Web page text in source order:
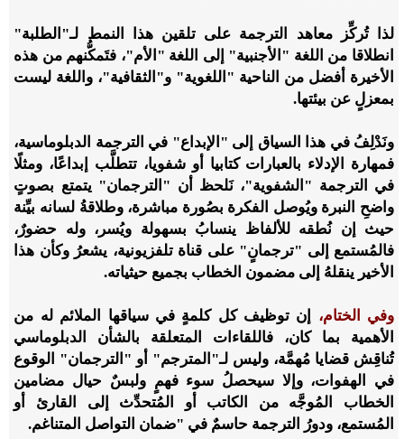
لذا تُركِّز معاهد الترجمة على تلقين هذا النمط لـ"الطلبة"
انطلاقا من اللغة "الأجنبية" إلى اللغة "الأم"، فتَمكُّنهم من هذه
الأخيرة أفضل من الناحية "اللغوية" و"الثقافية"، واللغة ليست
بمعزلٍ عن بيئتها.
ونَدْلِفُ في هذا السياق إلى "الإبداع" في الترجمة الدبلوماسية،
فمهارة الإدلاء بالعبارات كتابيا أو شفويا، تتطلَّب إبداعًا، ومثلًا
في الترجمة "الشفوية"، نَلحظ أن "الترجمان" يتمتع بصوتٍ
واضحِ النبرة ويُوصل الفكرة بصُورة مباشرة، وطلاقةُ لسانه بيِّنة
حيث إن نُطقه للألفاظ ينسابُ بسهولة ويُسر، وله حضورٌ،
فالمُستمع إلى "ترجمانٍ" على قناة تلفزيونية، يشعرُ وكأن هذا
الأخير ينقلهُ إلى مضمون الخطاب بجميع حيثياته.
وفي الختام، إن توظيف كل كلمةٍ في سياقها الملائم له من
الأهمية بما كان، فاللقاءات المتعلقة بالشأن الدبلوماسي
تُناقِش قضايا مُهمَّة، وليس لـ"المترجم" أو "الترجمان" الوقوع
في الهفوات، وإلا سيحصلُ سوء فهمٍ ولبسٌ حيال مضامين
الخطاب المُوجَّه من الكاتب أو المُتحدِّث إلى القارئ أو
المُستمع، ودورُ الترجمة حاسمٌ في "ضمان التواصل المتناغم.